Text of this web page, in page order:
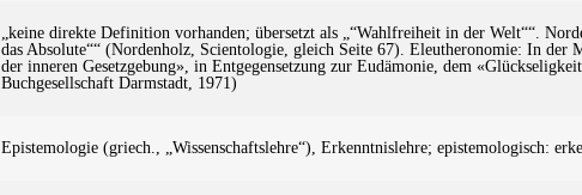
„keine direkte Definition vorhanden; übersetzt als „“Wahlfreiheit in der Welt““.
das Absolute““ (Nordenholz, Scientologie, gleich Seite 67). Eleutheronomie: In
der inneren Gesetzgebung», in Entgegensetzung zur Eudämonie, dem
Buchgesellschaft Darmstadt, 1971)
Epistemologie (griech., „Wissenschaftslehre“), Erkenntnislehre; epistemologisch: